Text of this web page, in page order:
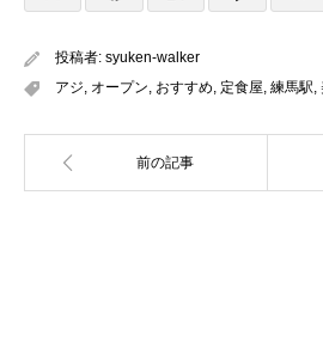
投稿者: syuken-walker
アジ, オープン, おすすめ, 定食屋, 練馬駅,